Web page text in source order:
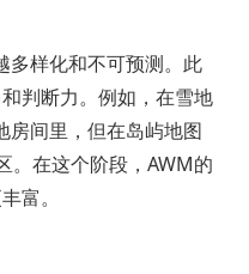
多样化和不可预测。此
判断力。例如，在雪地
房间里，但在岛屿地图
。在这个阶段，AWM的
富。